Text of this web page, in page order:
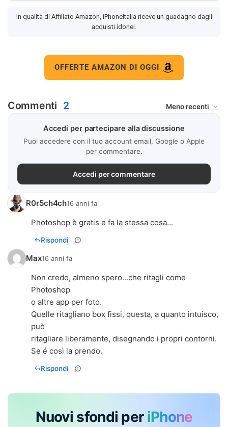
In qualità di Affiliato Amazon, iPhoneItalia riceve un guadagno dagli
acquisti idonei.
OFFERTE AMAZON DI OGGI
Commenti 2
Accedi per partecipare alla discussione
Puoi accedere con il tuo account email, Google o Apple
per commentare.
Accedi per commentare
R0r5ch4ch16 anni fa
Photoshop è gratis e fa la stessa cosa...
Rispondi
Max16 anni fa
Non credo, almeno spero...che ritagli come
Photoshop
o altre app per foto.
Quelle ritagliano box fissi, questa, a quanto intuisco,
può
ritagliare liberamente, disegnando i propri contorni.
Se é così la prendo.
Rispondi
Nuovi sfondi per iPhone